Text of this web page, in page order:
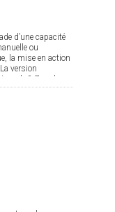
d’une capacité
ou
la mise en action
version
de 8,7 m, le
est équipé
avec pieds
accessoires
avec